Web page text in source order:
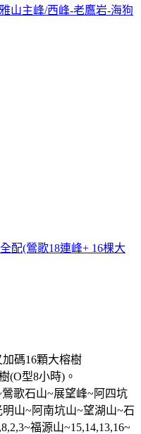
山主峰/西峰-老鷹岩-海狗
配(鶯歌18連峰+ 16棵大
碼16顆大榕樹
(O型8小時)。
歌石山~展望峰~阿四坑
山~阿南坑山~望湖山~石
福源山~15,14,13,16~